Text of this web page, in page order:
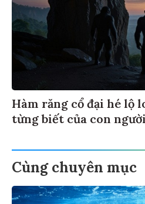
Hàm răng cổ đại hé lộ
từng biết của con người
Cùng chuyên mục